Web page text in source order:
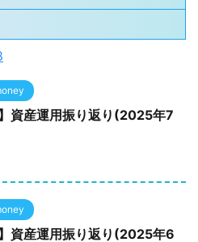
資産運用振り返り(2025年7
資産運用振り返り(2025年6